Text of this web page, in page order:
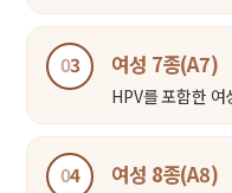
03 여성 7종(A7)
HPV를 포함한 여
04 여성 8종(A8)